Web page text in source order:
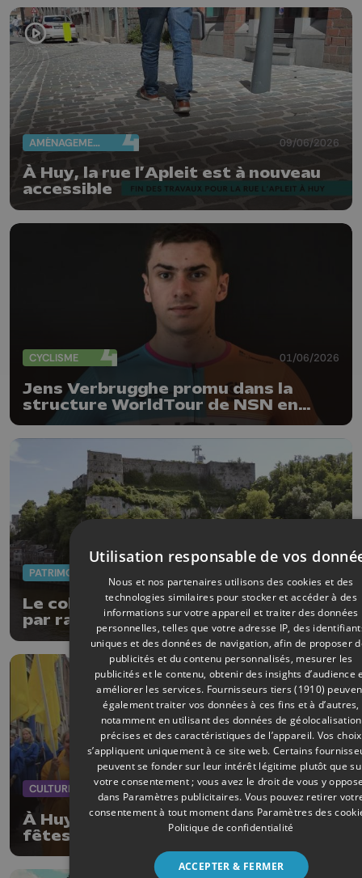
AMÉNAGEMENT DU TERRITOIRE 09/06/2026
À Huy, la rue l’Apleit est à nouveau
accessible
CYCLISME 01/06/2026
Jens Verbrugghe promu dans la
structure WorldTour de NSN en
2027
PATRIMOINE
Le collège communal de Huy réagit
par rapport à l'état du Fort de Huy
CULTURE 19/05/2026
À Huy, le 15 août et le cortège des
fêtes septennales se préparent
déjà, les organisateurs lancent un
vibrant appel à l’aide
Utilisation responsable de vos
Nous et nos partenaires utilisons des cookies et des
technologies similaires pour stocker et accéder à des
informations sur votre appareil et traiter des données
personnelles, telles que votre adresse IP, des
uniques et des données de navigation, afin de proposer
publicités et du contenu personnalisés, mesurer les
publicités et le contenu, obtenir des insights d’audience
améliorer les services. Fournisseurs tiers (1910)
également traiter vos données à ces fins et à d’autres,
notamment en utilisant des données de géolocalisation
précises et des caractéristiques de l’appareil. Vos choix
s’appliquent uniquement à ce site web. Certains
peuvent se fonder sur leur intérêt légitime plutôt que
votre consentement ; vous avez le droit de vous y
dans Paramètres publicitaires. Vous pouvez retirer
consentement à tout moment dans Paramètres des
Politique de confidentialité
ACCEPTER & FERMER